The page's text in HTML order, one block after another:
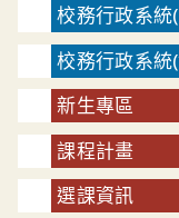
校務行政系統
校務行政系統
新生專區
課程計畫
選課資訊